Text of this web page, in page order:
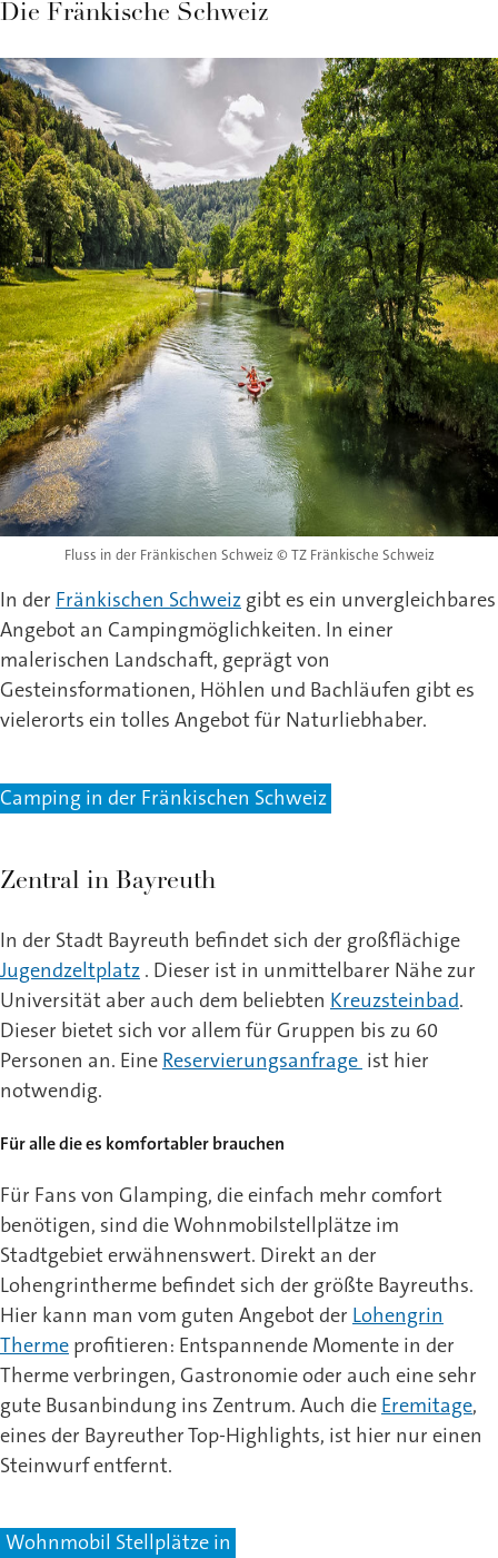
Die Fränkische Schweiz
Fluss in der Fränkischen Schweiz © TZ Fränkische Schweiz
In der Fränkischen Schweiz gibt es ein unvergleichbares
Angebot an Campingmöglichkeiten. In einer
malerischen Landschaft, geprägt von
Gesteinsformationen, Höhlen und Bachläufen gibt es
vielerorts ein tolles Angebot für Naturliebhaber.
Camping in der Fränkischen Schweiz
Zentral in Bayreuth
In der Stadt Bayreuth befindet sich der großflächige
Jugendzeltplatz . Dieser ist in unmittelbarer Nähe zur
Universität aber auch dem beliebten Kreuzsteinbad.
Dieser bietet sich vor allem für Gruppen bis zu 60
Personen an. Eine Reservierungsanfrage ist hier
notwendig.
Für alle die es komfortabler brauchen
Für Fans von Glamping, die einfach mehr comfort
benötigen, sind die Wohnmobilstellplätze im
Stadtgebiet erwähnenswert. Direkt an der
Lohengrintherme befindet sich der größte Bayreuths.
Hier kann man vom guten Angebot der Lohengrin
Therme profitieren: Entspannende Momente in der
Therme verbringen, Gastronomie oder auch eine sehr
gute Busanbindung ins Zentrum. Auch die Eremitage,
eines der Bayreuther Top-Highlights, ist hier nur einen
Steinwurf entfernt.
Wohnmobil Stellplätze in